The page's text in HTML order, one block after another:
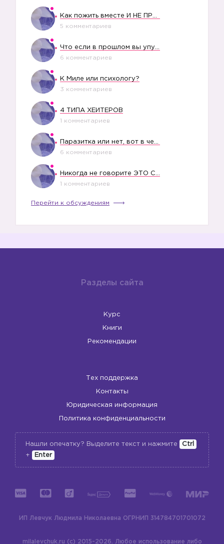
5 комментариев
6 комментариев
К Миле или психологу?
3 комментариев
4 ТИПА ХЕЙТЕРОВ
1 комментариев
6 комментариев
1 комментариев
Перейти к обсуждениям
Разделы сайта
Курс
Книги
Рекомендации
Тех поддержка
Контакты
Юридическая информация
Политика конфиденциальности
Нашли опечатку? Выделите текст и нажмите
Ctrl
+
Enter
ИП Левчук Людмила Николаевна ОГРНИП 314784701701072
milalevchuk.ru (c) 2015-2026. Любое использование либо